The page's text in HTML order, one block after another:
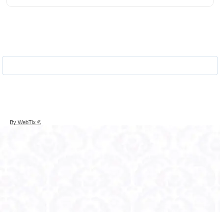
© By WebTix